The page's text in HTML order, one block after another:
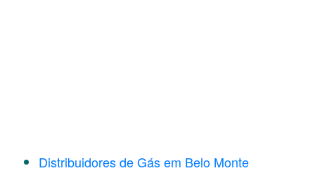
Distribuidores de Gás em Belo Monte